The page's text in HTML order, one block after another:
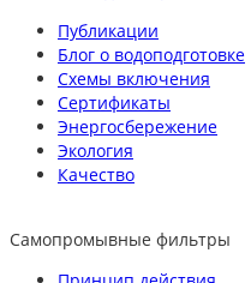
Публикации
Блог о водоподготовке
Схемы включения
Сертификаты
Энергосбережение
Экология
Качество
Самопромывные фильтры